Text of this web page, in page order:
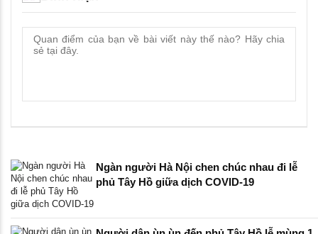
Ngàn người Hà Nội chen chúc nhau đi lễ
phủ Tây Hồ giữa dịch COVID-19